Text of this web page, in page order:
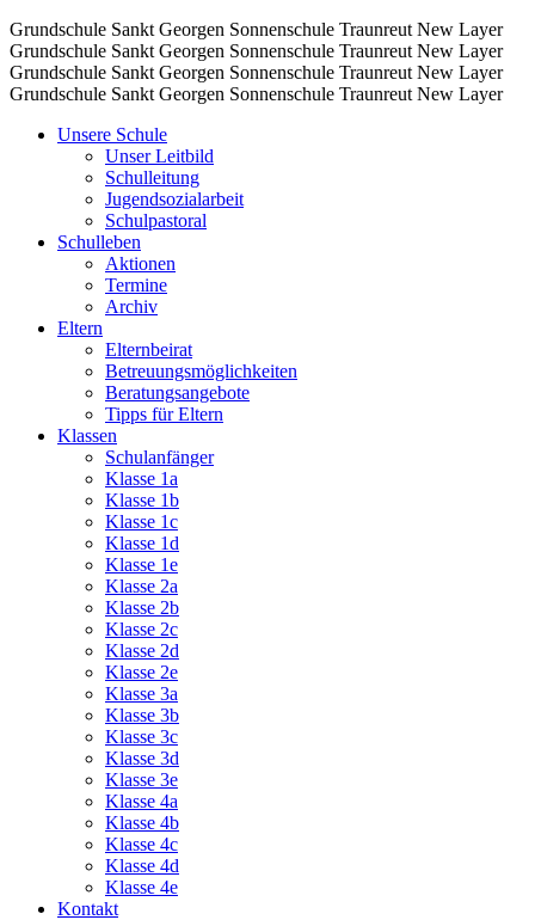
Grundschule Sankt Georgen Sonnenschule Traunreut New Layer
Grundschule Sankt Georgen Sonnenschule Traunreut New Layer
Grundschule Sankt Georgen Sonnenschule Traunreut New Layer
Grundschule Sankt Georgen Sonnenschule Traunreut New Layer
Unsere Schule
Unser Leitbild
Schulleitung
Jugendsozialarbeit
Schulpastoral
Schulleben
Aktionen
Termine
Archiv
Eltern
Elternbeirat
Betreuungsmöglichkeiten
Beratungsangebote
Tipps für Eltern
Klassen
Schulanfänger
Klasse 1a
Klasse 1b
Klasse 1c
Klasse 1d
Klasse 1e
Klasse 2a
Klasse 2b
Klasse 2c
Klasse 2d
Klasse 2e
Klasse 3a
Klasse 3b
Klasse 3c
Klasse 3d
Klasse 3e
Klasse 4a
Klasse 4b
Klasse 4c
Klasse 4d
Klasse 4e
Kontakt